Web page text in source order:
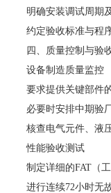
明确安装调试周期
约定验收标准与程
四、质量控制与验
设备制造质量监控
要求提供关键部件
必要时安排中期验
核查电气元件、液
性能验收测试
制定详细的FAT（
进行连续72小时无